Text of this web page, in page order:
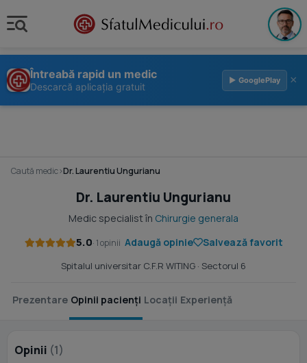
Întreabă rapid un medic
Descarcă aplicația gratuit
▶ GooglePlay ×
Caută medic›Dr. Laurentiu Ungurianu
Dr. Laurentiu Ungurianu
Medic specialist în Chirurgie generala
5.0· 1 opinii Adaugă opinie Salvează favorit
Spitalul universitar C.F.R WITING · Sectorul 6
Prezentare Opinii pacienți Locații Experiență
Opinii (1)